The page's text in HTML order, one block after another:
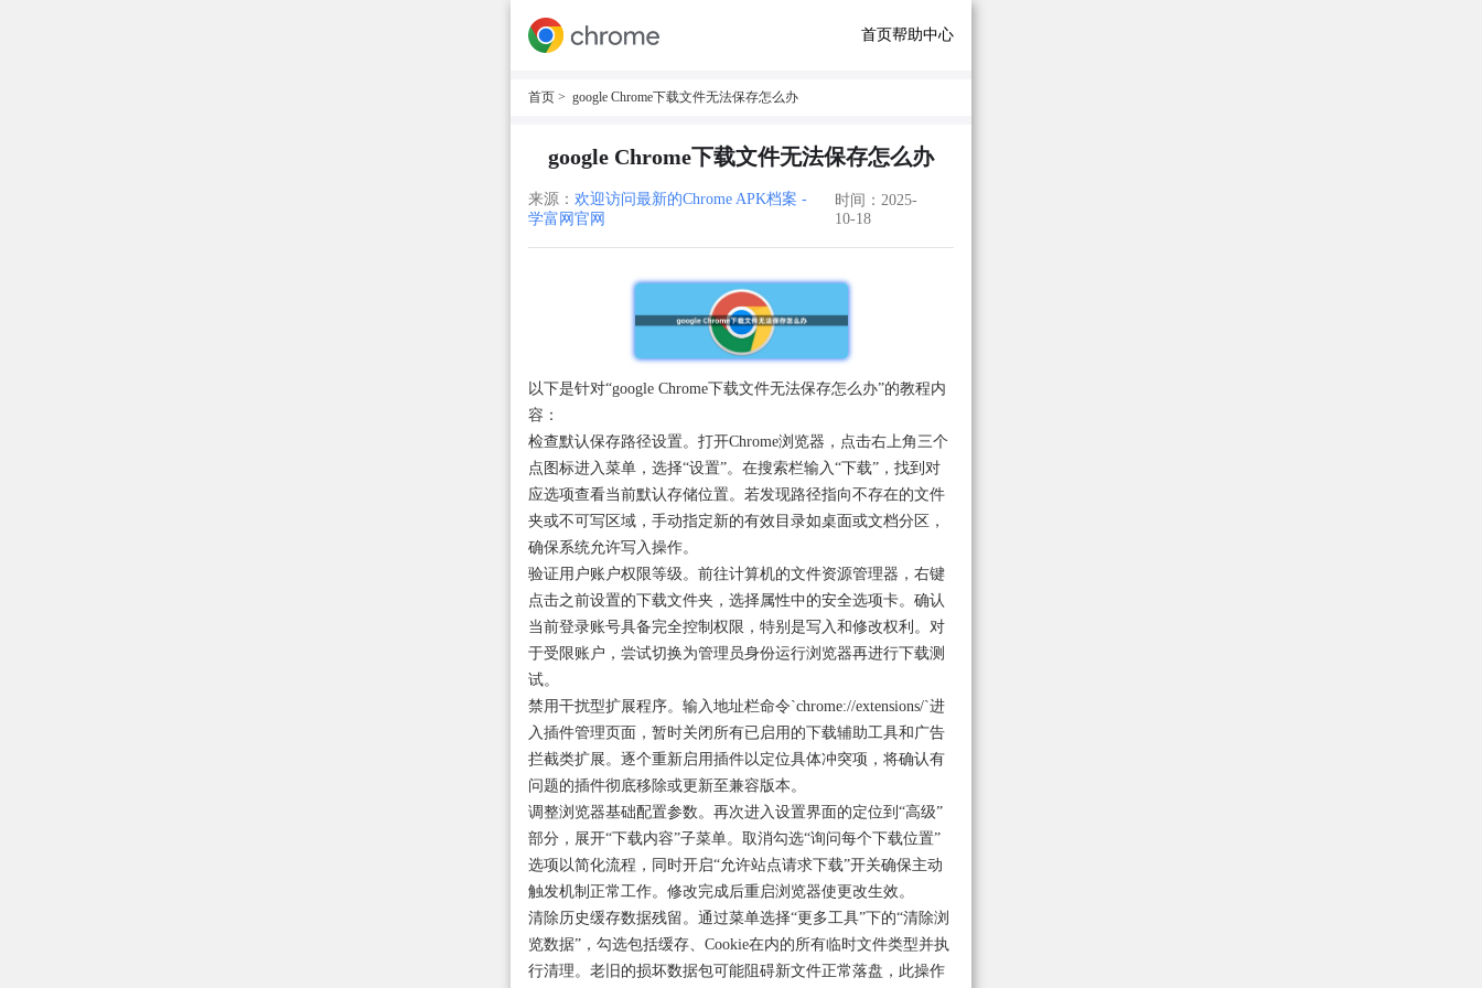
首页帮助中心
首页 > google Chrome下载文件无法保存怎么办
google Chrome下载文件无法保存怎么办
来源： 欢迎访问最新的Chrome APK档案 -
学富网官网
时间：2025-
10-18
以下是针对“google Chrome下载文件无法保存怎么办”的教程内
容：
检查默认保存路径设置。打开Chrome浏览器，点击右上角三个
点图标进入菜单，选择“设置”。在搜索栏输入“下载”，找到对
应选项查看当前默认存储位置。若发现路径指向不存在的文件
夹或不可写区域，手动指定新的有效目录如桌面或文档分区，
确保系统允许写入操作。
验证用户账户权限等级。前往计算机的文件资源管理器，右键
点击之前设置的下载文件夹，选择属性中的安全选项卡。确认
当前登录账号具备完全控制权限，特别是写入和修改权利。对
于受限账户，尝试切换为管理员身份运行浏览器再进行下载测
试。
禁用干扰型扩展程序。输入地址栏命令`chrome://extensions/`进
入插件管理页面，暂时关闭所有已启用的下载辅助工具和广告
拦截类扩展。逐个重新启用插件以定位具体冲突项，将确认有
问题的插件彻底移除或更新至兼容版本。
调整浏览器基础配置参数。再次进入设置界面的定位到“高级”
部分，展开“下载内容”子菜单。取消勾选“询问每个下载位置”
选项以简化流程，同时开启“允许站点请求下载”开关确保主动
触发机制正常工作。修改完成后重启浏览器使更改生效。
清除历史缓存数据残留。通过菜单选择“更多工具”下的“清除浏
览数据”，勾选包括缓存、Cookie在内的所有临时文件类型并执
行清理。老旧的损坏数据包可能阻碍新文件正常落盘，此操作